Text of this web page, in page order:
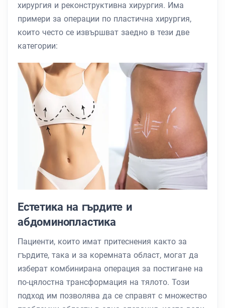
хирургия и реконструктивна хирургия. Има
примери за операции по пластична хирургия,
които често се извършват заедно в тези две
категории:
Естетика на гърдите и
абдоминопластика
Пациенти, които имат притеснения както за
гърдите, така и за коремната област, могат да
изберат комбинирана операция за постигане на
по-цялостна трансформация на тялото. Този
подход им позволява да се справят с множество